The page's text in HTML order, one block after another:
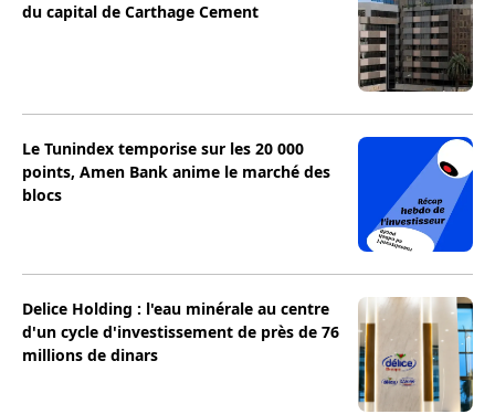
du capital de Carthage Cement
Le Tunindex temporise sur les 20 000
points, Amen Bank anime le marché des
blocs
Delice Holding : l'eau minérale au centre
d'un cycle d'investissement de près de 76
millions de dinars